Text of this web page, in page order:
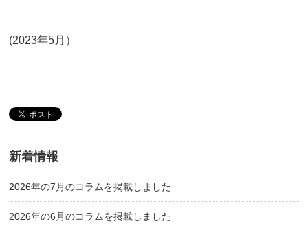
(2023年5月）
新着情報
2026年の7月のコラムを掲載しました
2026年の6月のコラムを掲載しました